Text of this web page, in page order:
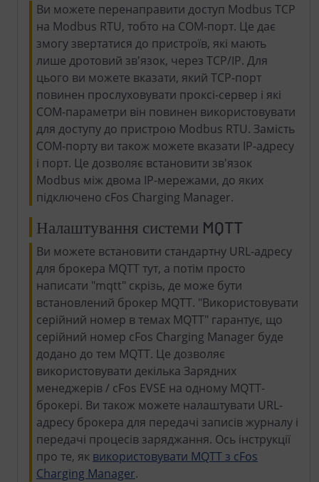
Ви можете перенаправити доступ Modbus TCP
на Modbus RTU, тобто на COM-порт. Це дає
змогу звертатися до пристроїв, які мають
лише дротовий зв'язок, через TCP/IP. Для
цього ви можете вказати, який TCP-порт
повинен прослуховувати проксі-сервер і які
COM-параметри він повинен використовувати
для доступу до пристрою Modbus RTU. Замість
COM-порту ви також можете вказати IP-адресу
і порт. Це дозволяє встановити зв'язок
Modbus між двома IP-мережами, до яких
підключено cFos Charging Manager.
Налаштування системи MQTT
Ви можете встановити стандартну URL-адресу
для брокера MQTT тут, а потім просто
написати "mqtt" скрізь, де може бути
встановлений брокер MQTT. "Використовувати
серійний номер в темах MQTT" гарантує, що
серійний номер cFos Charging Manager буде
додано до тем MQTT. Це дозволяє
використовувати декілька Зарядних
менеджерів / cFos EVSE на одному MQTT-
брокері. Ви також можете налаштувати URL-
адресу брокера для передачі записів журналу і
передачі процесів заряджання. Ось інструкції
про те, як використовувати MQTT з cFos
Charging Manager.